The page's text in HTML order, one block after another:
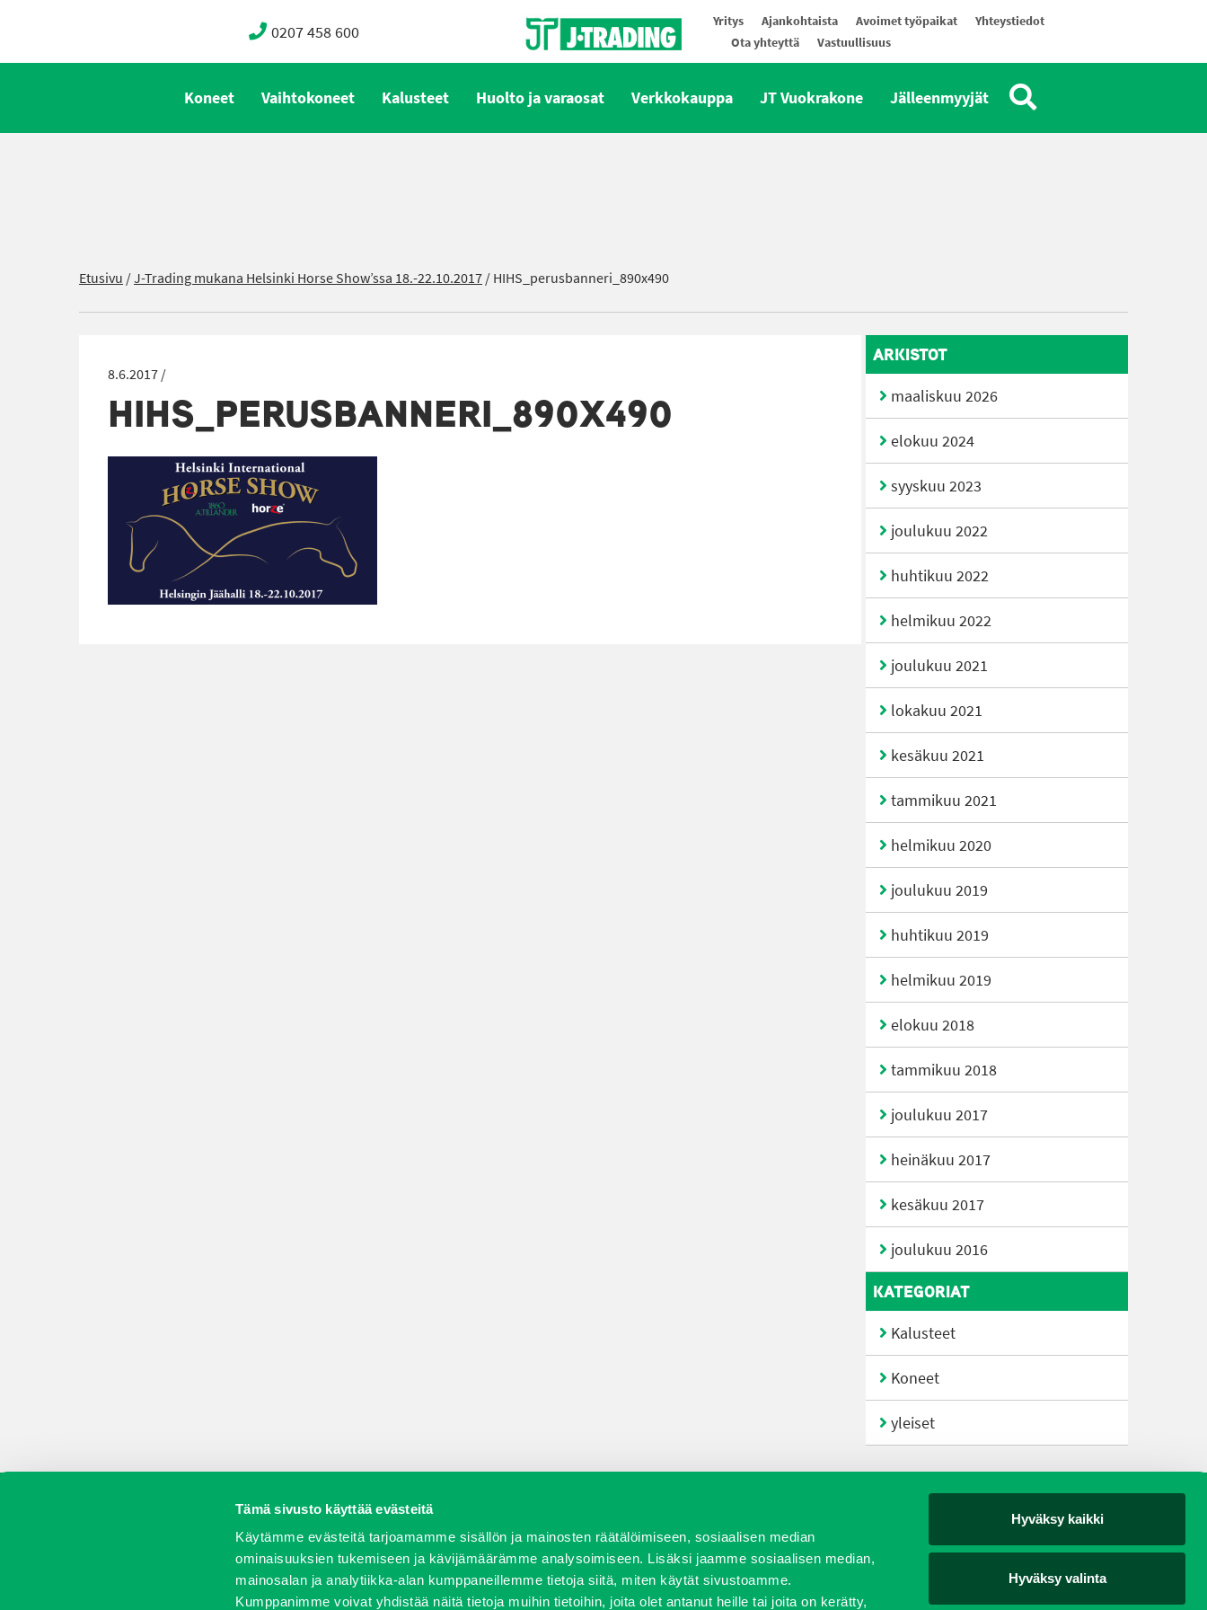
Tämä sivusto käyttää evästeitä
Käytämme evästeitä tarjoamamme sisällön ja mainosten räätälöimiseen, sosiaalisen median
ominaisuuksien tukemiseen ja kävijämäärämme analysoimiseen. Lisäksi jaamme sosiaalisen median,
mainosalan ja analytiikka-alan kumppaneillemme tietoja siitä, miten käytät sivustoamme.
Kumppanimme voivat yhdistää näitä tietoja muihin tietoihin, joita olet antanut heille tai joita on kerätty,
Hyväksy kaikki
Hyväksy valinta
0207 458 600 Yritys Ajankohtaista Avoimet työpaikat
Yhteystiedot
Ota yhteyttä
Vastuullisuus
Koneet Vaihtokoneet Kalusteet Huolto ja varaosat Verkkokauppa JT Vuokrakone Jälleenmyyjät
Etusivu /J-Trading mukana Helsinki Horse Show’ssa 18.-22.10.2017/HIHS_perusbanneri_890x490
8.6.2017 /
HIHS_PERUSBANNERI_890X490
ARKISTOT
maaliskuu 2026
elokuu 2024
syyskuu 2023
joulukuu 2022
huhtikuu 2022
helmikuu 2022
joulukuu 2021
lokakuu 2021
kesäkuu 2021
tammikuu 2021
helmikuu 2020
joulukuu 2019
huhtikuu 2019
helmikuu 2019
elokuu 2018
tammikuu 2018
joulukuu 2017
heinäkuu 2017
kesäkuu 2017
joulukuu 2016
KATEGORIAT
Kalusteet
Koneet
yleiset
Vaihtokoneet Kalusteet Huolto ja varaosat Verkkokauppa JT Vuokrakone Jälleenmyyjät